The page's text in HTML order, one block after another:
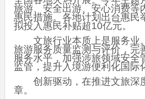
旅游、安全出游、安心消费等
惠民措施。各地计划出台惠民
拟投入惠民补贴超10亿元。
文旅行业本质上是服务业
旅游服务质量监测与评价，完
服务水平，加强涉旅领域安全
监管，提升入境游便利化国际
创新驱动，在推进文旅深
章。